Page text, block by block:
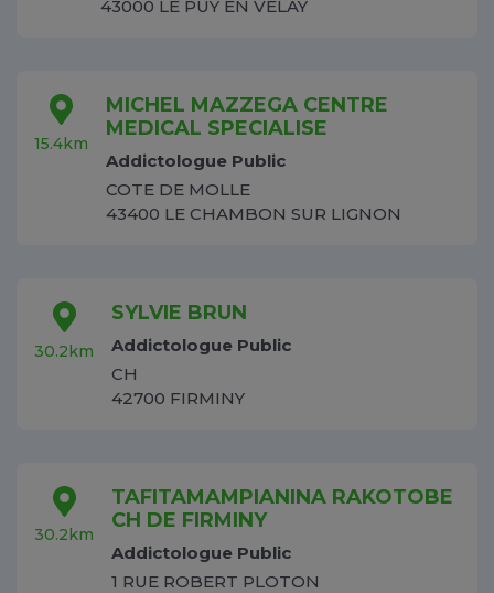
43000 LE PUY EN VELAY
15.4km
MICHEL MAZZEGA CENTRE
MEDICAL SPECIALISE
Addictologue Public
COTE DE MOLLE
43400 LE CHAMBON SUR LIGNON
30.2km
SYLVIE BRUN
Addictologue Public
CH
42700 FIRMINY
30.2km
TAFITAMAMPIANINA RAKOTOBE
CH DE FIRMINY
Addictologue Public
1 RUE ROBERT PLOTON